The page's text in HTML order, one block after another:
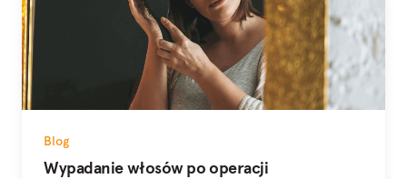
Blog
Wypadanie włosów po operacji